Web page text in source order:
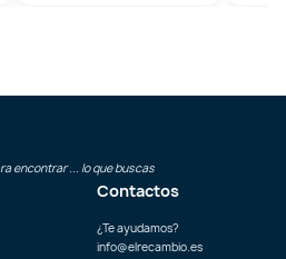
encontrar ... lo que buscas
Contactos
¿Te ayudamos?
info@elrecambio.es